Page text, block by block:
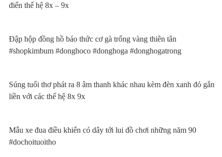
điển thế hệ 8x – 9x
Đập hộp đồng hồ báo thức cơ gà trống vàng thiên tân
#shopkimbum #donghoco #donghoga #donghogatrong
Súng tuổi thơ phát ra 8 âm thanh khác nhau kèm đèn xanh đỏ gắn
liền với các thế hệ 8x 9x
Mẫu xe đua điều khiển có dây tới lui đồ chơi những năm 90
#dochoituoitho